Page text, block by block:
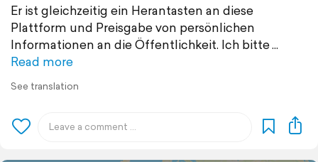
Er ist gleichzeitig ein Herantasten an diese
Plattform und Preisgabe von persönlichen
Informationen an die Öffentlichkeit. Ich bitte
Read more
See translation